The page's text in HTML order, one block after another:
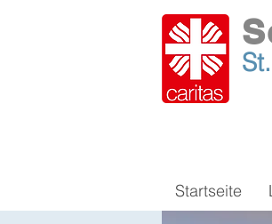
Startseite